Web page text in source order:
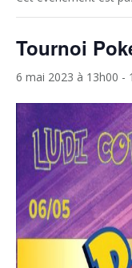
Tournoi
6 mai 2023 à 13h00 -